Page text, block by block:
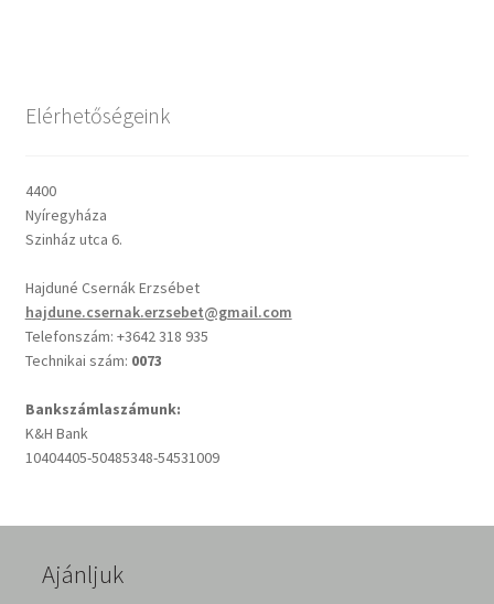
Cseri Kálmán: A kegyelem harmatja
Oswald Chambers: Krisztus mindenek felett
Mindennapi kenyerünk
Alkalmaink
Bemutatkozás
Elérhetőségek
English Bible Talks with Granville Pillar
Képek
Elérhetőségeink
4400
Nyíregyháza
Szinház utca 6.
Hajduné Csernák Erzsébet
hajdune.csernak.erzsebet@gmail.com
Telefonszám: +3642 318 935
Technikai szám: 0073
Bankszámlaszámunk:
K&H Bank
10404405-50485348-54531009
Ajánljuk